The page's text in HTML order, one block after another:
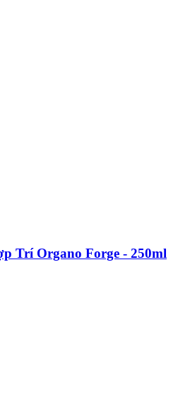
Trí Organo Forge - 250ml